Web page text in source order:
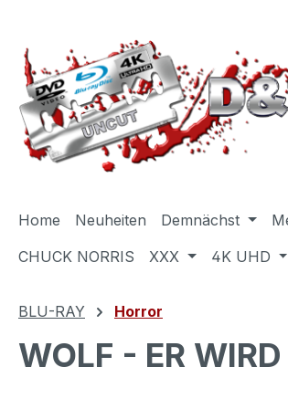
Home Neuheiten Demnächst
CHUCK NORRIS
XXX 4K UHD
BLU-RAY Horror
WOLF - ER